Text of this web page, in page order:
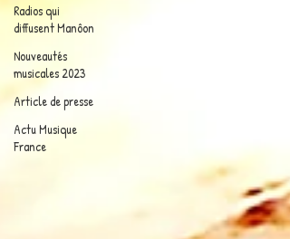
Radios qui
diffusent Manôon
Nouveautés
musicales 2023
Article de presse
Actu Musique
France